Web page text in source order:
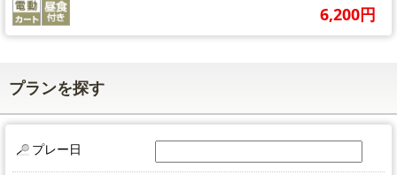
6,200円
プランを探す
プレー日